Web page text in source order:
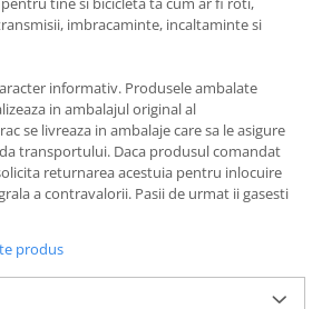
imbracaminte, incaltaminte si
informativ. Produsele ambalate
in ambalajul original al
se livreaza in ambalaje care sa le asigure
transportului. Daca produsul comandat
returnarea acestuia pentru inlocuire
a contravalorii. Pasii de urmat ii gasesti
produs